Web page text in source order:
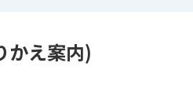
かえ案内)